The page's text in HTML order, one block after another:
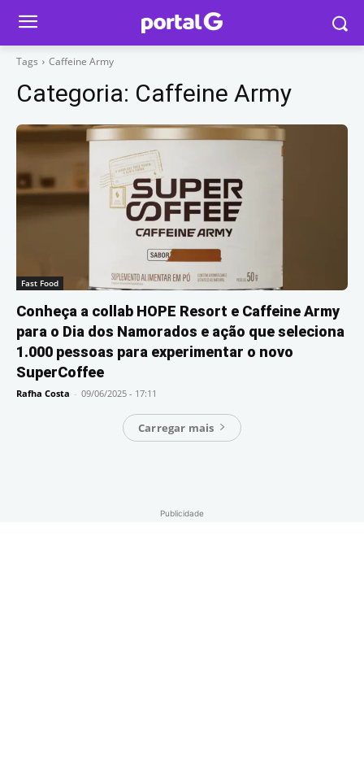
Tags Caffeine Army
Categoria: Caffeine Army
Fast Food
Conheça a collab HOPE Resort e Caffeine Army
para o Dia dos Namorados e ação que seleciona
1.000 pessoas para experimentar o novo
SuperCoffee
Rafha Costa - 09/06/2025 - 17:11
Carregar mais
Publicidade